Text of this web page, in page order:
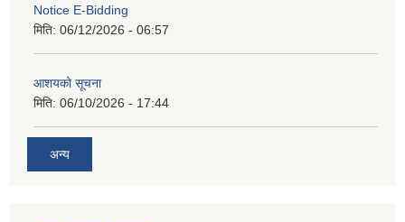
Notice E-Bidding
मिति: 06/12/2026 - 06:57
आशयको सूचना
मिति: 06/10/2026 - 17:44
अन्य